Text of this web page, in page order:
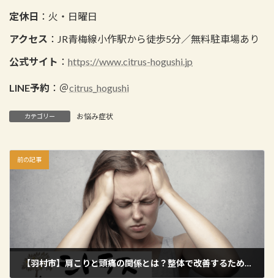
定休日 ：火・日曜日
アクセス ：JR青梅線小作駅から徒歩5分／無料駐車場あり
公式サイト ： https://www.citrus-hogushi.jp
LINE予約 ：＠citrus_hogushi
カテゴリー お悩み症状
前の記事
【羽村市】肩こりと頭痛の関係とは？整体で改善するための正しいアプローチ